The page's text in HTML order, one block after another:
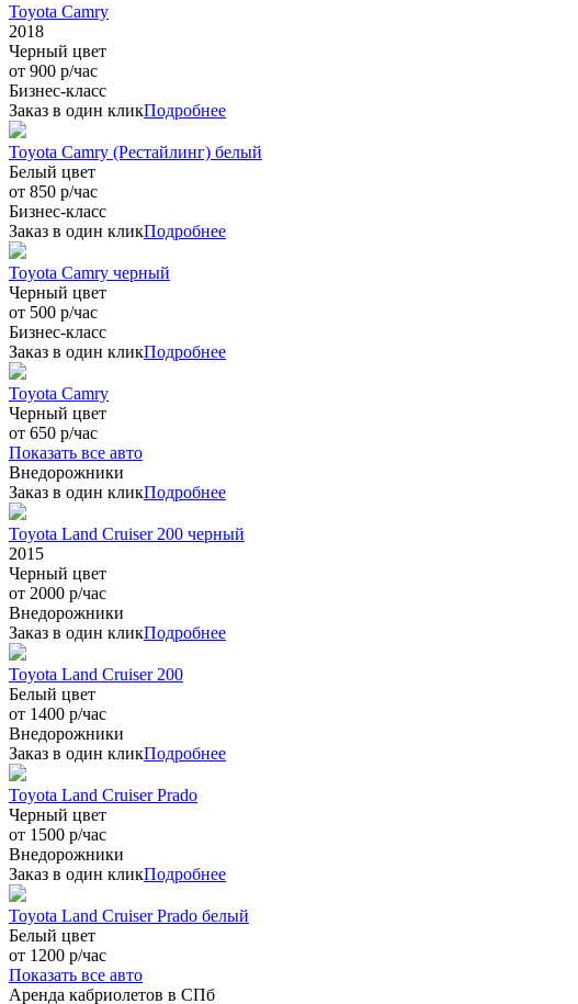
Toyota Camry
2018
Черный цвет
от 900 р/час
Бизнес-класс
Заказ в один кликПодробнее
Toyota Camry (Рестайлинг) белый
Белый цвет
от 850 р/час
Бизнес-класс
Заказ в один кликПодробнее
Toyota Camry черный
Черный цвет
от 500 р/час
Бизнес-класс
Заказ в один кликПодробнее
Toyota Camry
Черный цвет
от 650 р/час
Показать все авто
Внедорожники
Заказ в один кликПодробнее
Toyota Land Cruiser 200 черный
2015
Черный цвет
от 2000 р/час
Внедорожники
Заказ в один кликПодробнее
Toyota Land Cruiser 200
Белый цвет
от 1400 р/час
Внедорожники
Заказ в один кликПодробнее
Toyota Land Cruiser Prado
Черный цвет
от 1500 р/час
Внедорожники
Заказ в один кликПодробнее
Toyota Land Cruiser Prado белый
Белый цвет
от 1200 р/час
Показать все авто
Аренда кабриолетов в СПб